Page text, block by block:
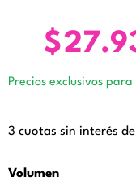
$
Precios exclusivos
3 cuotas sin interés de
Volumen
MARINE